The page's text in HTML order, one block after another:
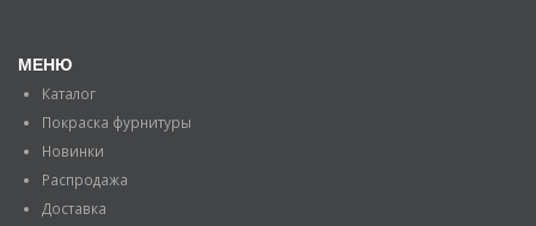
МЕНЮ
Каталог
Покраска фурнитуры
Новинки
Распродажа
Доставка